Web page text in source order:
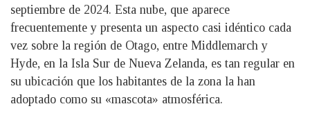
septiembre de 2024. Esta nube, que aparece
frecuentemente y presenta un aspecto casi idéntico cada
vez sobre la región de Otago, entre Middlemarch y
Hyde, en la Isla Sur de Nueva Zelanda, es tan regular en
su ubicación que los habitantes de la zona la han
adoptado como su «mascota» atmosférica.